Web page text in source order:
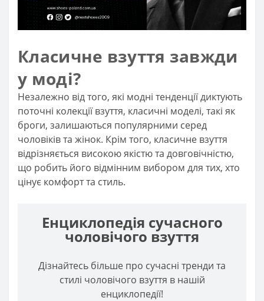
Класичне взуття завжди
у моді?
Незалежно від того, які модні тенденції диктують
поточні колекції взуття, класичні моделі, такі як
броги, залишаються популярними серед
чоловіків та жінок. Крім того, класичне взуття
відрізняється високою якістю та довговічністю,
що робить його відмінним вибором для тих, хто
цінує комфорт та стиль.
Енциклопедія сучасного
чоловічого взуття
Дізнайтесь більше про сучасні тренди та
стилі чоловічого взуття в нашій
енциклопедії!